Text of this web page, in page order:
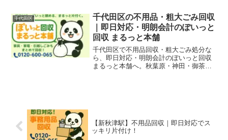
子・田端・十条エリアも対応可能です。
千代田区
千代田区の不用品・粗大ごみ回収
｜即日対応・明朗会計のぽいっと
回収 まるっと本舗
千代田区で不用品回収・粗大ごみ処分な
ら、即日対応・明朗会計のぽいっと回収
まるっと本舗へ。秋葉原・神田・御茶ノ
【新秋津駅】不用品回収｜即日対応でス
ッキリ片付け！